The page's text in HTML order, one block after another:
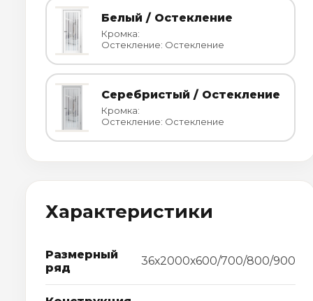
Белый / Остекление
Кромка:
Остекление: Остекление
Серебристый / Остекление
Кромка:
Остекление: Остекление
Характеристики
Размерный
ряд
36х2000х600/700/800/900